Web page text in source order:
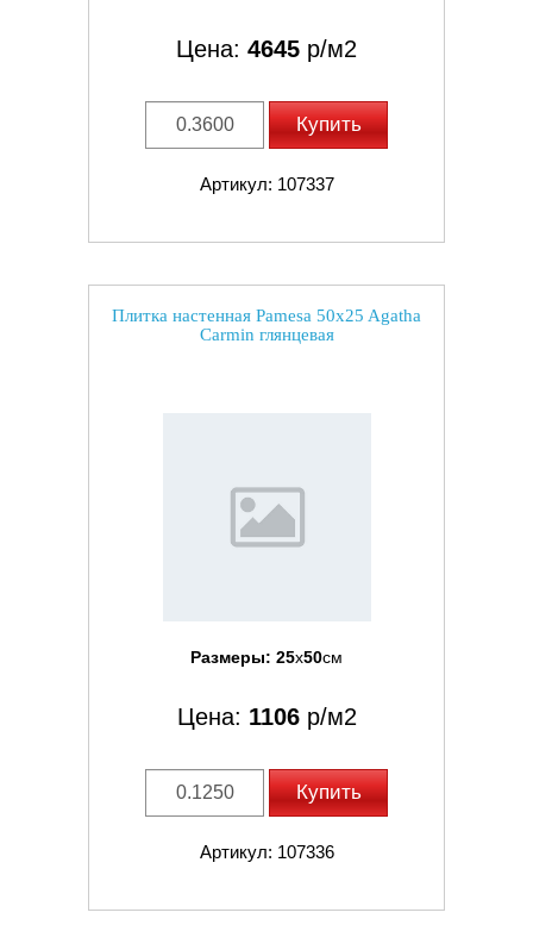
Цена: 4645 р/м2
Купить
Артикул: 107337
Плитка настенная Pamesa 50x25 Agatha
Carmin глянцевая
Размеры: 25x50см
Цена: 1106р/м2
Купить
Артикул: 107336